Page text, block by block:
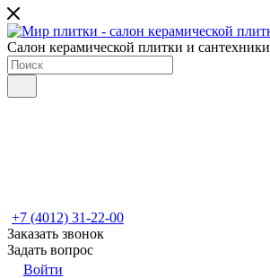
Салон керамической плитки и сантехники
+7 (4012) 31-22-00
Заказать звонок
Задать вопрос
Войти